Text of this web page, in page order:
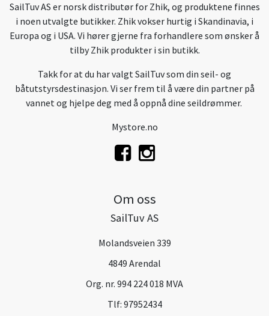
SailTuv AS er norsk distributør for Zhik, og produktene finnes
i noen utvalgte butikker. Zhik vokser hurtig i Skandinavia, i
Europa og i USA. Vi hører gjerne fra forhandlere som ønsker å
tilby Zhik produkter i sin butikk.
Takk for at du har valgt SailTuv som din seil- og
båtutstyrsdestinasjon. Vi ser frem til å være din partner på
vannet og hjelpe deg med å oppnå dine seildrømmer.
Mystore.no
Om oss
SailTuv AS
Molandsveien 339
4849 Arendal
Org. nr. 994 224 018 MVA
Tlf: 97952434